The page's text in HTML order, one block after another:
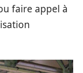
faire appel à